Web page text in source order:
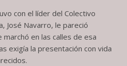
con el líder del Colectivo
José Navarro, le pareció
en las calles de esa
exigía la presentación con vida